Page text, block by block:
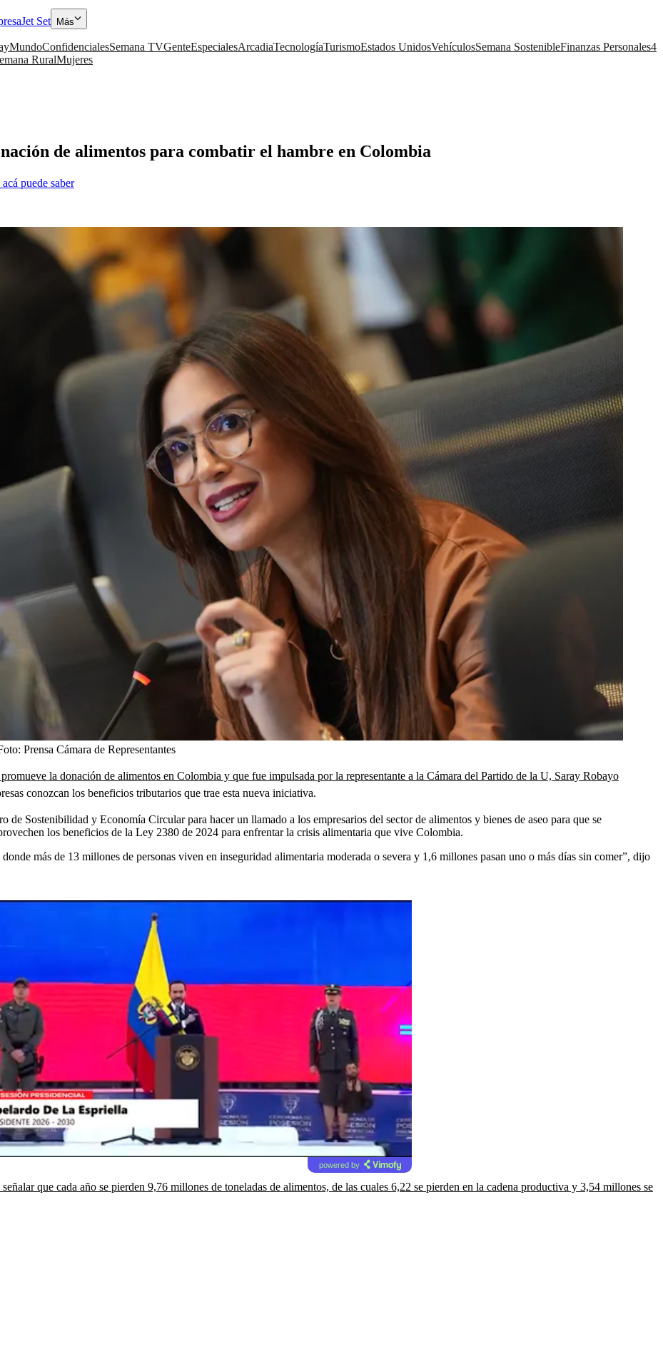
Jet Set Más
MundoConfidencialesSemana TVGenteEspecialesArcadiaTecnologíaTurismoEstados UnidosVehículosSemana SostenibleFinanzas Personales4
RuralMujeres
de alimentos para combatir el hambre en Colombia
puede saber
Prensa Cámara de Representantes
la donación de alimentos en Colombia y que fue impulsada por la representante a la Cámara del Partido de la U, Saray Robayo
conozcan los beneficios tributarios que trae esta nueva iniciativa.
de Sostenibilidad y Economía Circular para hacer un llamado a los empresarios del sector de alimentos y bienes de aseo para que se
los beneficios de la Ley 2380 de 2024 para enfrentar la crisis alimentaria que vive Colombia.
más de 13 millones de personas viven en inseguridad alimentaria moderada o severa y 1,6 millones pasan uno o más días sin comer”, dijo
powered by
que cada año se pierden 9,76 millones de toneladas de alimentos, de las cuales 6,22 se pierden en la cadena productiva y 3,54 millones se